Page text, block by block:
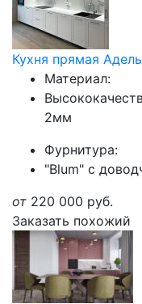
Кухня прямая Адель
Материал:
2мм
Фурнитура:
"Blum" с
от 220 000 руб.
Заказать похожий